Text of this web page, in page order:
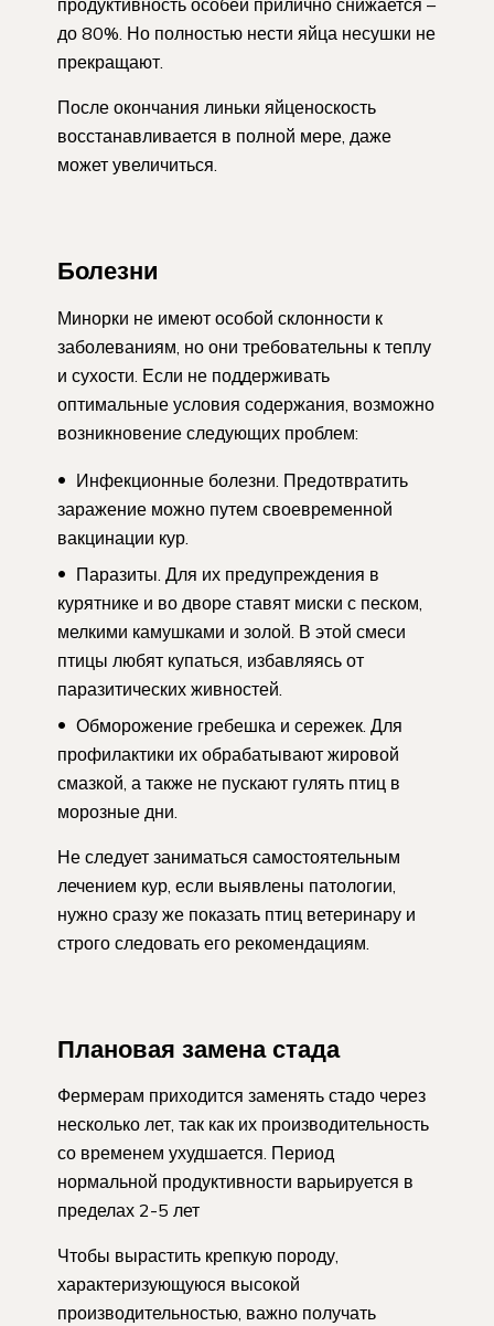
продуктивность особей прилично снижается –
до 80%. Но полностью нести яйца несушки не
прекращают.
После окончания линьки яйценоскость
восстанавливается в полной мере, даже
может увеличиться.
Болезни
Минорки не имеют особой склонности к
заболеваниям, но они требовательны к теплу
и сухости. Если не поддерживать
оптимальные условия содержания, возможно
возникновение следующих проблем:
Инфекционные болезни. Предотвратить
заражение можно путем своевременной
вакцинации кур.
Паразиты. Для их предупреждения в
курятнике и во дворе ставят миски с песком,
мелкими камушками и золой. В этой смеси
птицы любят купаться, избавляясь от
паразитических живностей.
Обморожение гребешка и сережек. Для
профилактики их обрабатывают жировой
смазкой, а также не пускают гулять птиц в
морозные дни.
Не следует заниматься самостоятельным
лечением кур, если выявлены патологии,
нужно сразу же показать птиц ветеринару и
строго следовать его рекомендациям.
Плановая замена стада
Фермерам приходится заменять стадо через
несколько лет, так как их производительность
со временем ухудшается. Период
нормальной продуктивности варьируется в
пределах 2-5 лет
Чтобы вырастить крепкую породу,
характеризующуюся высокой
производительностью, важно получать